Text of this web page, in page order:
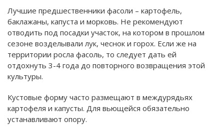
Лучшие предшественники фасоли – картофель,
баклажаны, капуста и морковь. Не рекомендуют
отводить под посадки участок, на котором в прошлом
сезоне возделывали лук, чеснок и горох. Если же на
территории росла фасоль, то следует дать ей
отдохнуть 3-4 года до повторного возвращения этой
культуры.
Кустовые форму часто размещают в междурядьях
картофеля и капусты. Для вьющейся обязательно
устанавливают опору.